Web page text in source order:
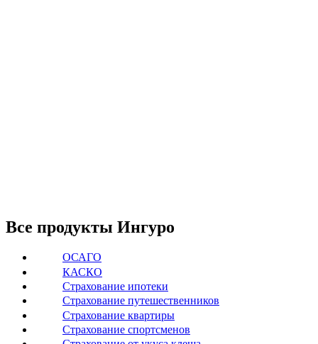
Все продукты Ингуро
ОСАГО
КАСКО
Страхование ипотеки
Страхование путешественников
Страхование квартиры
Страхование спортсменов